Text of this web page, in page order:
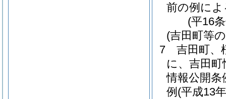
前の例によ
(平16
(吉田町等
7
吉田町、
に、吉田
情報公開条
例 (平成13